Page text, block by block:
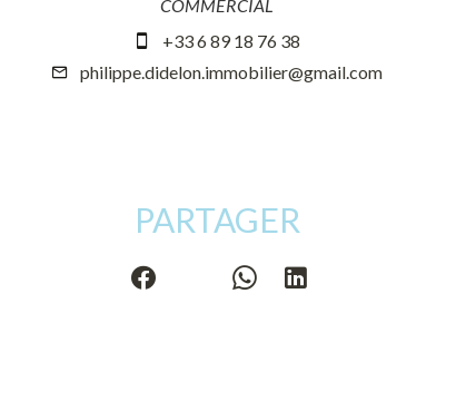
COMMERCIAL
+33 6 89 18 76 38
philippe.didelon.immobilier@gmail.com
PARTAGER